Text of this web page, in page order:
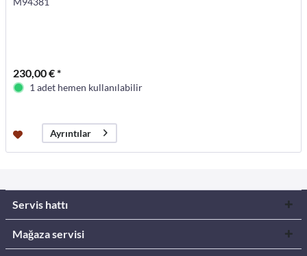
230,00 € *
1 adet hemen kullanılabilir
Ayrıntılar
Servis hattı
Mağaza servisi